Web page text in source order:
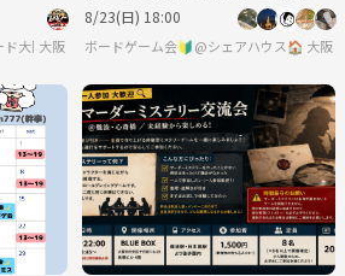
ド大阪大阪
8/23(日) 18:00
ボードゲーム会🔰@シェアハウス🏠️ 大阪